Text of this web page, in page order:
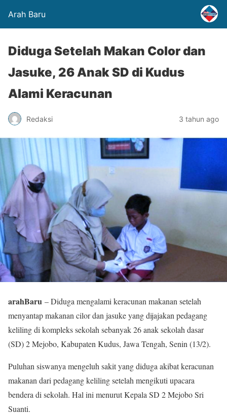
Arah Baru
Diduga Setelah Makan Color dan
Jasuke, 26 Anak SD di Kudus
Alami Keracunan
Redaksi 3 tahun ago
arahBaru – Diduga mengalami keracunan makanan setelah
menyantap makanan cilor dan jasuke yang dijajakan pedagang
keliling di kompleks sekolah sebanyak 26 anak sekolah dasar
(SD) 2 Mejobo, Kabupaten Kudus, Jawa Tengah, Senin (13/2).
Puluhan siswanya mengeluh sakit yang diduga akibat keracunan
makanan dari pedagang keliling setelah mengikuti upacara
bendera di sekolah. Hal ini menurut Kepala SD 2 Mejobo Sri
Suanti.